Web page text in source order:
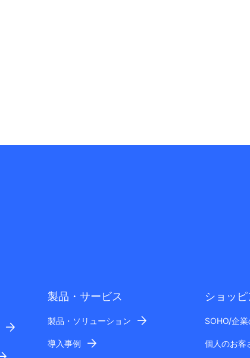
製品・サービス
製品・ソリューション
導入事例
ショッ
SOHO/企
個人のお客